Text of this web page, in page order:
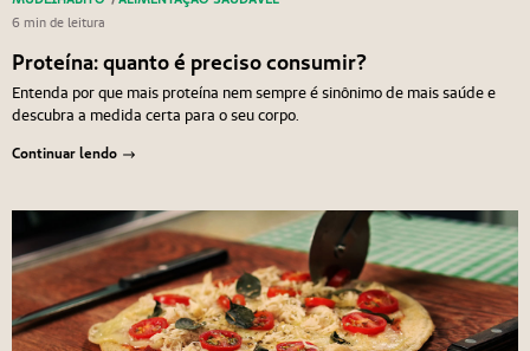
6 min de leitura
Proteína: quanto é preciso consumir?
Entenda por que mais proteína nem sempre é sinônimo de mais saúde e
descubra a medida certa para o seu corpo.
Continuar lendo